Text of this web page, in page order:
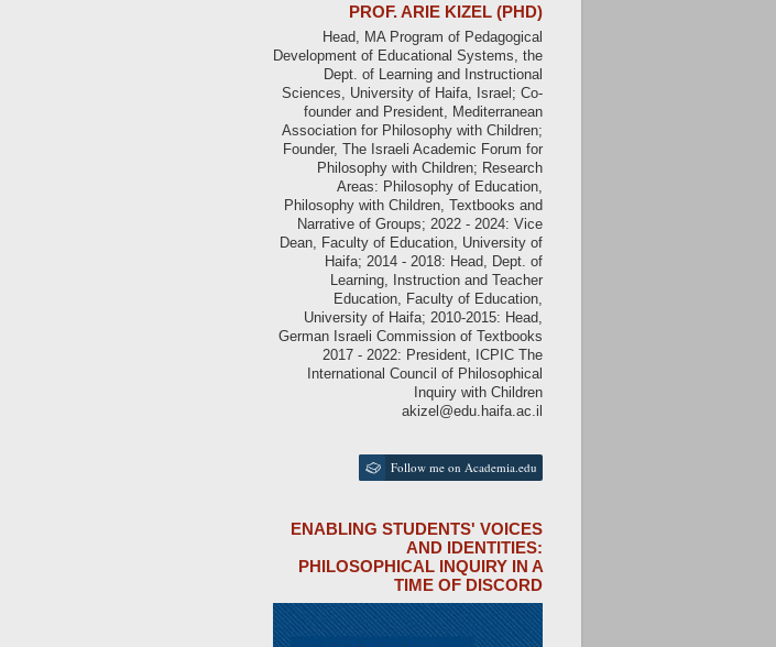
PROF. ARIE KIZEL (PHD)
Head, MA Program of Pedagogical
Development of Educational Systems, the
Dept. of Learning and Instructional
Sciences, University of Haifa, Israel; Co-
founder and President, Mediterranean
Association for Philosophy with Children;
Founder, The Israeli Academic Forum for
Philosophy with Children; Research
Areas: Philosophy of Education,
Philosophy with Children, Textbooks and
Narrative of Groups; 2022 - 2024: Vice
Dean, Faculty of Education, University of
Haifa; 2014 - 2018: Head, Dept. of
Learning, Instruction and Teacher
Education, Faculty of Education,
University of Haifa; 2010-2015: Head,
German Israeli Commission of Textbooks
2017 - 2022: President, ICPIC The
International Council of Philosophical
Inquiry with Children
akizel@edu.haifa.ac.il
Follow me on Academia.edu
ENABLING STUDENTS' VOICES
AND IDENTITIES:
PHILOSOPHICAL INQUIRY IN A
TIME OF DISCORD